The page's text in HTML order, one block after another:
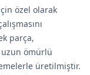
özel olarak
parça,
uzun ömürlü
üretilmiştir.